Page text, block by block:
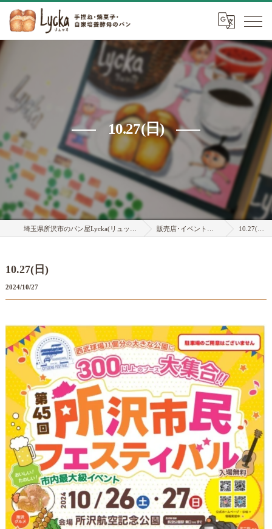
10.27(日)
販売店･イベント情報 10.27(日)
10.27(日)
2024/10/27